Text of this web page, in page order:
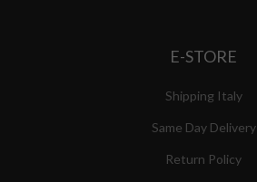
E-STORE
Shipping Italy
Same Day Delivery
Return Policy